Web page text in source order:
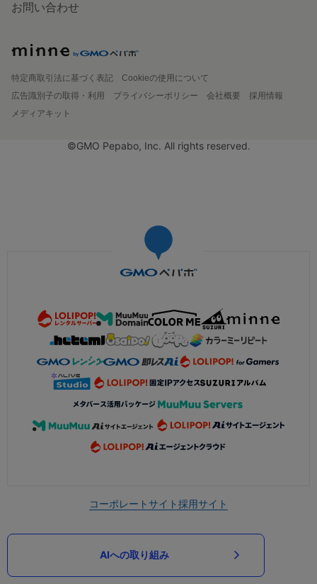
お問い合わせ
特定商取引法に基づく表記
Cookieの使用について
広告識別子の取得・利用
プライバシーポリシー 会社概要
採用情報
メディアキット
©GMO Pepabo, Inc. All rights reserved.
コーポレートサイト採用サイト
AIへの取り組み